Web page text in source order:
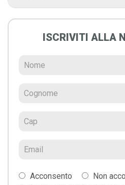
ISCRIVITI ALLA
Acconsento Non